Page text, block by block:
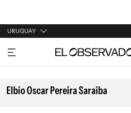
URUGUAY
URUGUAY
ARGENTINA
ESPAÑA
Elbio Oscar Pereira Saraiba